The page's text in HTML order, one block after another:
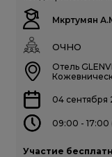
Мкртумян
ОЧНО
Отель
04 сентября
09:00 - 17:00
Участие